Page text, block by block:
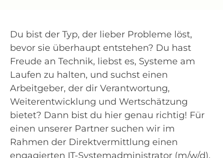
Du bist der Typ, der lieber Probleme löst,
bevor sie überhaupt entstehen? Du hast
Freude an Technik, liebst es, Systeme am
Laufen zu halten, und suchst einen
Arbeitgeber, der dir Verantwortung,
Weiterentwicklung und Wertschätzung
bietet? Dann bist du hier genau richtig! Für
einen unserer Partner suchen wir im
Rahmen der Direktvermittlung einen
engagierten IT-Systemadministrator (m/w/d).